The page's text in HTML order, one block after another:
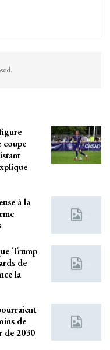
coupe
à la
Trump
de
la
de
de 2030